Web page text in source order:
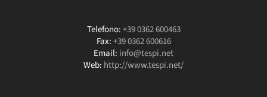
Telefono:+39 0362 600463
Fax:+39 0362 600616
Email: info@tespi.net
Web: http://www.tespi.net/